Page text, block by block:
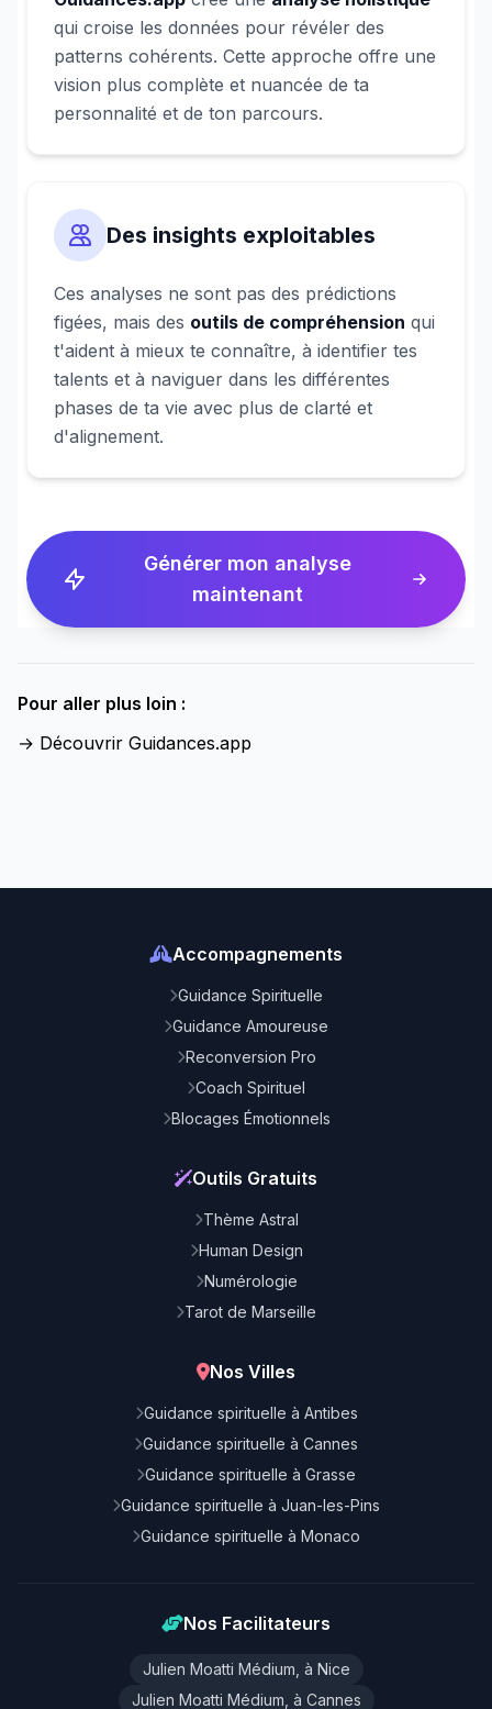
qui croise les données pour révéler des
patterns cohérents. Cette approche offre une
vision plus complète et nuancée de ta
personnalité et de ton parcours.
Des insights exploitables
Ces analyses ne sont pas des prédictions
figées, mais des outils de compréhension qui
t'aident à mieux te connaître, à identifier tes
talents et à naviguer dans les différentes
phases de ta vie avec plus de clarté et
d'alignement.
Générer mon analyse
maintenant
Pour aller plus loin :
→ Découvrir Guidances.app
Accompagnements
Guidance Spirituelle
Guidance Amoureuse
Reconversion Pro
Coach Spirituel
Blocages Émotionnels
Outils Gratuits
Thème Astral
Human Design
Numérologie
Tarot de Marseille
Nos Villes
Guidance spirituelle à Antibes
Guidance spirituelle à Cannes
Guidance spirituelle à Grasse
Guidance spirituelle à Juan-les-Pins
Guidance spirituelle à Monaco
Nos Facilitateurs
Julien Moatti Médium, à Nice
Julien Moatti Médium, à Cannes